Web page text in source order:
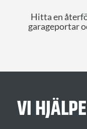
Hitta en
garageportar
VI